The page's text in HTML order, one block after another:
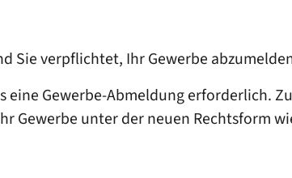
Sie verpflichtet, Ihr Gewerbe
eine Gewerbe-Abmeldung erforderlich.
Gewerbe unter der neuen Rechtsform